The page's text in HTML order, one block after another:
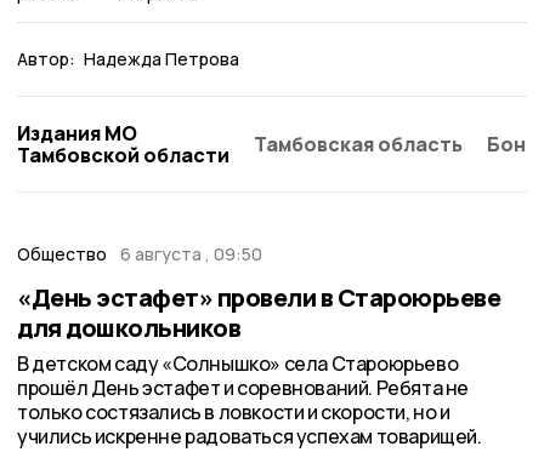
Автор: Надежда Петрова
Издания МО
Тамбовской области
Тамбовская область
Общество 6 августа , 09:50
«День эстафет» провели в Староюрьеве
для дошкольников
В детском саду «Солнышко» села Староюрьево
прошёл День эстафет и соревнований. Ребята не
только состязались в ловкости и скорости, но и
учились искренне радоваться успехам товарищей.